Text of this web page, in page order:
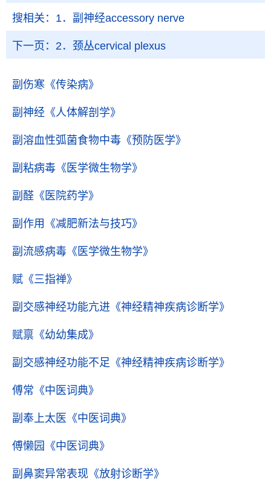
搜相关： 1．副神经accessory nerve
下一页： 2．颈丛cervical plexus
副伤寒 《传染病》
副神经 《人体解剖学》
副溶血性弧菌食物中毒 《预防医学》
副粘病毒 《医学微生物学》
副醛 《医院药学》
副作用 《减肥新法与技巧》
副流感病毒 《医学微生物学》
赋 《三指禅》
副交感神经功能亢进 《神经精神疾病诊断学》
赋禀 《幼幼集成》
副交感神经功能不足 《神经精神疾病诊断学》
傅常 《中医词典》
副奉上太医 《中医词典》
傅懒园 《中医词典》
副鼻窦异常表现 《放射诊断学》